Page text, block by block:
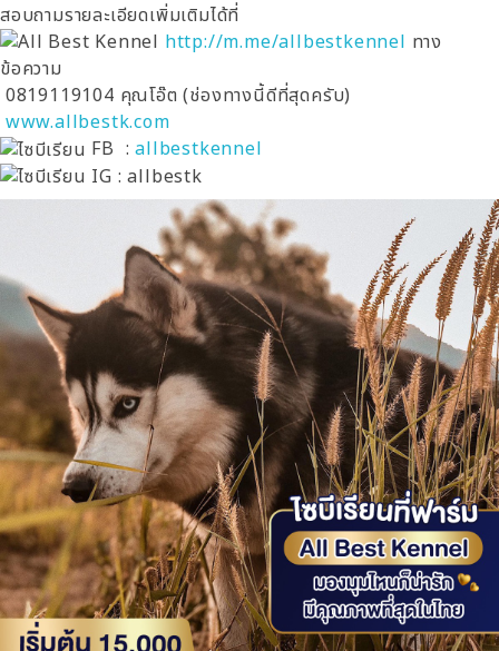
สอบถามรายละเอียดเพิ่มเติมได้ที่
http://m.me/allbestkennel ทาง
ข้อความ
0819119104 คุณโอ๊ต (ช่องทางนี้ดีที่สุดครับ)
www.allbestk.com
FB :allbestkennel
IG : allbestk